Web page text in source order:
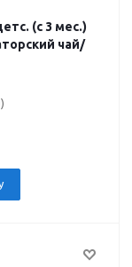
(с 3 мес.)
чай/